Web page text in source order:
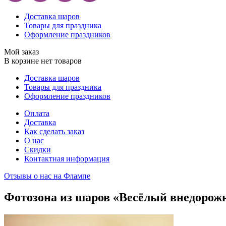
Доставка шаров
Товары для праздника
Оформление праздников
Мой заказ
В корзине нет товаров
Доставка шаров
Товары для праздника
Оформление праздников
Оплата
Доставка
Как сделать заказ
О нас
Скидки
Контактная информация
Отзывы о нас на Флампе
Фотозона из шаров «Весёлый